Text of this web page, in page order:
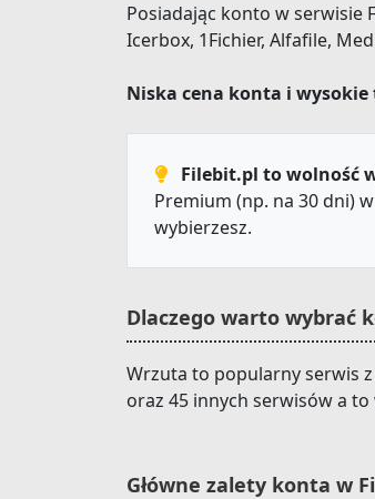
Posiadając konto w serwisie
Icerbox, 1Fichier, Alfafile,
Niska cena konta i
Filebit.pl to wolność
Premium (np. na 30 dni)
wybierzesz.
Dlaczego warto wybrać
Wrzuta to popularny serwis
oraz 45 innych serwisów a
Główne zalety konta w